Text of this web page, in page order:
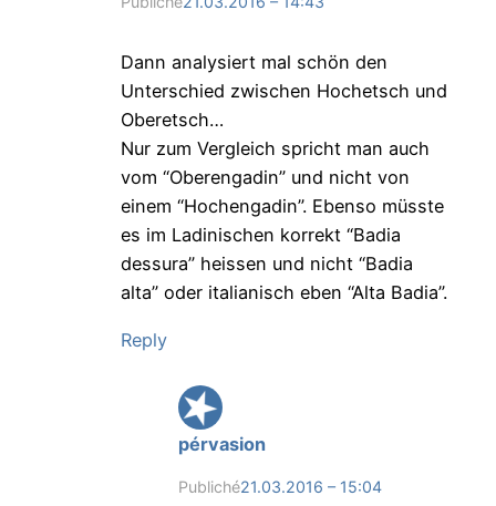
Dann analysiert mal schön den
Unterschied zwischen Hochetsch und
Oberetsch…
Nur zum Vergleich spricht man auch
vom “Oberengadin” und nicht von
einem “Hochengadin”. Ebenso müsste
es im Ladinischen korrekt “Badia
dessura” heissen und nicht “Badia
alta” oder italianisch eben “Alta Badia”.
Reply
pérvasion
Publiché21.03.2016 – 15:04